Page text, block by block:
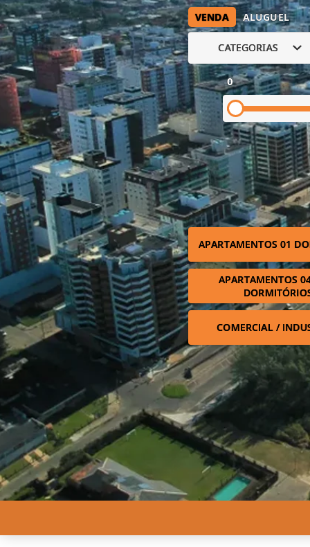
VENDA ALUGUEL
CATEGORIAS
0
APARTAMENTOS 01
APARTAMENTOS
COMERCIAL /